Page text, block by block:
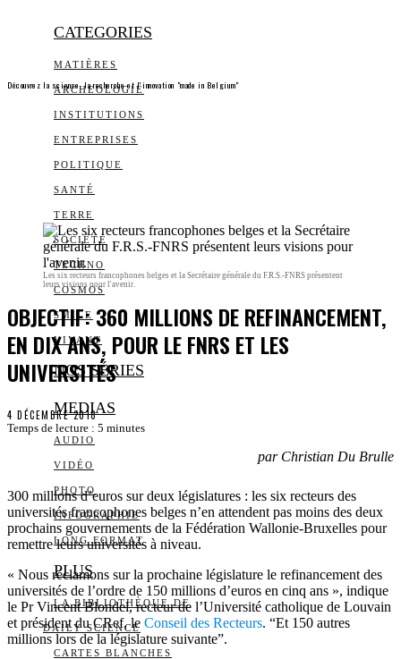
CATEGORIES
MATIÈRES
ARCHEOLOGIE
INSTITUTIONS
ENTREPRISES
POLITIQUE
SANTÉ
TERRE
SOCIÉTÉ
TECHNO
COSMOS
SMILE
VIVANT
NOS SÉRIES
MEDIAS
AUDIO
VIDÉO
PHOTO
INFOGRAPHIE
LONG FORMAT
PLUS
LA BIBLIOTHÈQUE DE
DAILY SCIENCE
CARTES BLANCHES
Découvrez la science, la recherche et l’innovation "made in Belgium"
Les six recteurs francophones belges et la Secrétaire générale du F.R.S.-FNRS présentent
leurs visions pour l'avenir.
OBJECTIF: 360 MILLIONS DE REFINANCEMENT,
EN DIX ANS, POUR LE FNRS ET LES
UNIVERSITÉS
4 DÉCEMBRE 2018
Temps de lecture : 5 minutes
par Christian Du Brulle
300 millions d’euros sur deux législatures : les six recteurs des
universités francophones belges n’en attendent pas moins des deux
prochains gouvernements de la Fédération Wallonie-Bruxelles pour
remettre leurs universités à niveau.
« Nous réclamons sur la prochaine législature le refinancement des
universités de l’ordre de 150 millions d’euros en cinq ans », indique
le Pr Vincent Blondel, recteur de l’Université catholique de Louvain
et président du CRef, le Conseil des Recteurs. “Et 150 autres
millions lors de la législature suivante”.